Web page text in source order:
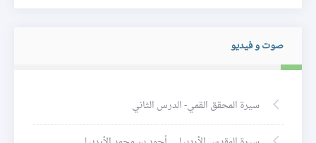
صوت و فيديو
سيرة المحقق القمي- الدرس الثاني